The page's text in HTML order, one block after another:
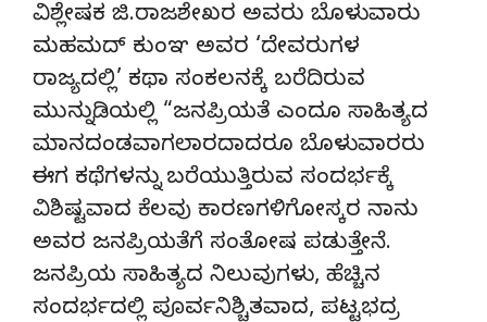
ವಿಶ್ಲೇಷಕ ಜಿ.ರಾಜಶೇಖರ ಅವರು ಬೊಳುವಾರು
ಮಹಮದ್ ಕುಂಞ ಅವರ ‘ದೇವರುಗಳ
ರಾಜ್ಯದಲ್ಲಿ’ ಕಥಾ ಸಂಕಲನಕ್ಕೆ ಬರೆದಿರುವ
ಮುನ್ನುಡಿಯಲ್ಲಿ “ಜನಪ್ರಿಯತೆ ಎಂದೂ ಸಾಹಿತ್ಯದ
ಮಾನದಂಡವಾಗಲಾರದಾದರೂ ಬೊಳುವಾರರು
ಈಗ ಕಥೆಗಳನ್ನು ಬರೆಯುತ್ತಿರುವ ಸಂದರ್ಭಕ್ಕೆ
ವಿಶಿಷ್ಟವಾದ ಕೆಲವು ಕಾರಣಗಳಿಗೋಸ್ಕರ ನಾನು
ಅವರ ಜನಪ್ರಿಯತೆಗೆ ಸಂತೋಷ ಪಡುತ್ತೇನೆ.
ಜನಪ್ರಿಯ ಸಾಹಿತ್ಯದ ನಿಲುವುಗಳು, ಹೆಚ್ಚಿನ
ಸಂದರ್ಭದಲ್ಲಿ ಪೂರ್ವನಿಶ್ಚಿತವಾದ, ಪಟ್ಟಭದ್ರ